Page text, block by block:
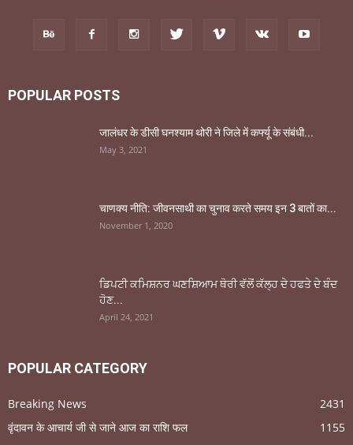
POPULAR POSTS
जालंधर के डीसी घनश्याम थोरी ने जिले में कर्फ्यू के संबंधी...
May 3, 2021
चाणक्य नीति: जीवनसाथी का चुनाव करते समय इन 3 बातों का...
November 1, 2020
ਡਿਪਟੀ ਕਮਿਸ਼ਨਰ ਘਣਸ਼ਿਆਮ ਥੋਰੀ ਵੱਲੋਂ ਕੱਲ੍ਹ ਦੇ ਹਫਤੇ ਦੇ ਬੰਦ
ਹੋਣ...
April 24, 2021
POPULAR CATEGORY
Breaking News
2431
वृंदावन के आचार्य जी से जाने आज का राशि फल
1155